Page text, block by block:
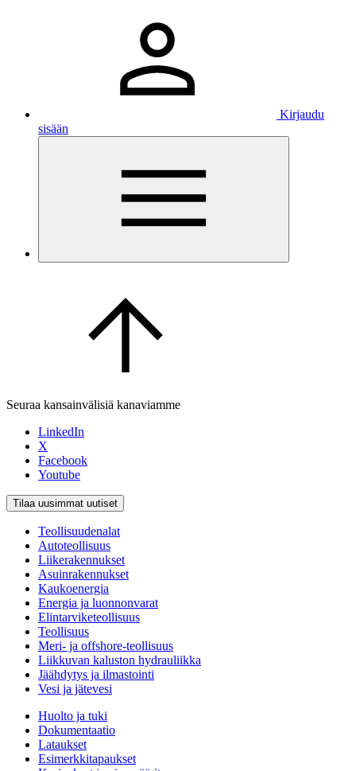
Kirjaudu
sisään
Seuraa kansainvälisiä kanaviamme
LinkedIn
X
Facebook
Youtube
Tilaa uusimmat uutiset
Teollisuudenalat
Autoteollisuus
Liikerakennukset
Asuinrakennukset
Kaukoenergia
Energia ja luonnonvarat
Elintarviketeollisuus
Teollisuus
Meri- ja offshore-teollisuus
Liikkuvan kaluston hydrauliikka
Jäähdytys ja ilmastointi
Vesi ja jätevesi
Huolto ja tuki
Dokumentaatio
Lataukset
Esimerkkitapaukset